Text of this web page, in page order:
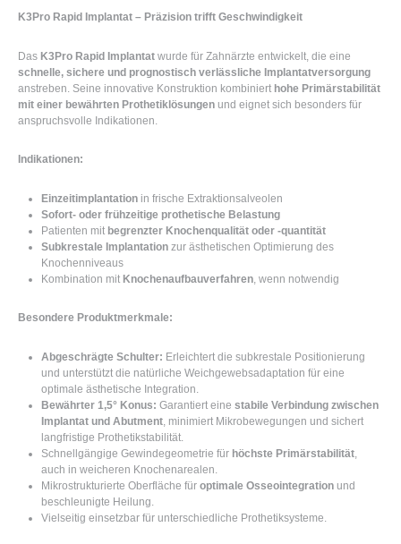
K3Pro Rapid Implantat – Präzision trifft Geschwindigkeit
Das K3Pro Rapid Implantat wurde für Zahnärzte entwickelt, die eine
schnelle, sichere und prognostisch verlässliche Implantatversorgung
anstreben. Seine innovative Konstruktion kombiniert hohe Primärstabilität
mit einer bewährten Prothetiklösungen und eignet sich besonders für
anspruchsvolle Indikationen.
Indikationen:
Einzeitimplantationin frische Extraktionsalveolen
Sofort- oder frühzeitige prothetische Belastung
Patienten mit begrenzter Knochenqualität oder -quantität
Subkrestale Implantationzur ästhetischen Optimierung des
Knochenniveaus
Kombination mit Knochenaufbauverfahren, wenn notwendig
Besondere Produktmerkmale:
Abgeschrägte Schulter: Erleichtert die subkrestale Positionierung
und unterstützt die natürliche Weichgewebsadaptation für eine
optimale ästhetische Integration.
Bewährter 1,5° Konus: Garantiert eine stabile Verbindung zwischen
Implantat und Abutment, minimiert Mikrobewegungen und sichert
langfristige Prothetikstabilität.
Schnellgängige Gewindegeometrie für höchste Primärstabilität,
auch in weicheren Knochenarealen.
Mikrostrukturierte Oberfläche für optimale Osseointegrationund
beschleunigte Heilung.
Vielseitig einsetzbar für unterschiedliche Prothetiksysteme.